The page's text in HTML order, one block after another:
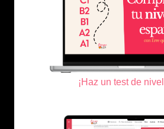
¡Haz un test de nivel